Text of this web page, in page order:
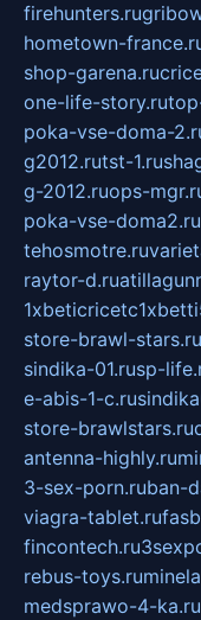
firehunters.ru
hometown-
shop-garena.ru
one-life-story.ru
poka-vse-doma-
g2012.rutst-1.ru
g-2012.ruops-
poka-vse-doma2.ru
tehosmotre.ru
raytor-d.ru
store-brawl-stars.ru
sindika-01.rusp-
e-abis-1-c.ru
store-brawlstars.ru
antenna-highly.ru
3-sex-porn.ruban-
viagra-tablet.ru
fincontech.ru
rebus-toys.ru
medsprawo-4-ka.ru